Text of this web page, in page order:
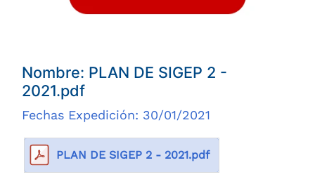
Nombre: PLAN DE SIGEP 2 -
2021.pdf
Fechas Expedición: 30/01/2021
PLAN DE SIGEP 2 - 2021.pdf